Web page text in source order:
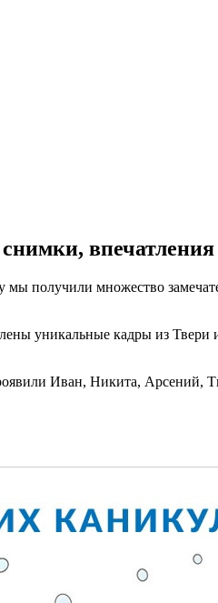
впечатления
мы получили множество
уникальные кадры из
Иван, Никита, Арсений,